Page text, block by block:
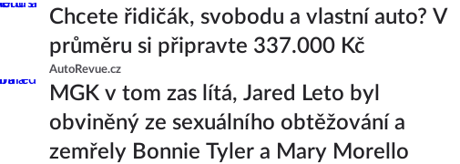
Chcete řidičák, svobodu a vlastní auto? V
průměru si připravte 337.000 Kč
AutoRevue.cz
MGK v tom zas lítá, Jared Leto byl
obviněný ze sexuálního obtěžování a
zemřely Bonnie Tyler a Mary Morello